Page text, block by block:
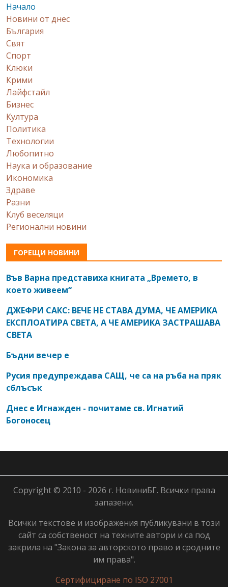
Начало
Новини от днес
България
Свят
Спорт
Клюки
Крими
Лайфстайл
Бизнес
Култура
Политика
Технологии
Любопитно
Наука и образование
Икономика
Здраве
Разни
Клуб веселяци
Регионални новини
ГОРЕЩИ НОВИНИ
Във Варна представиха книгата „Времето, в
което живеем“
ДЖЕФРИ САКС: ВЕЧЕ НЕ СТАВА ДУМА, ЧЕ АМЕРИКА
ЕКСПЛОАТИРА СВЕТА, А ЧЕ АМЕРИКА ЗАСТРАШАВА
СВЕТА
Бъдни вечер е
Русия предупреждава САЩ, че са на ръба на пряк
сблъсък
Днес е Игнажден - почитаме св. Игнатий
Богоносец
Copyright © 2010 - 2026 г. НовиниБГ. Всички права
запазени.
Всички текстове и изображения публикувани в този
сайт са собственост на техните автори и са под
закрила на "Закона за авторското право и сродните
им права".
Сертифициране по ISO 27001